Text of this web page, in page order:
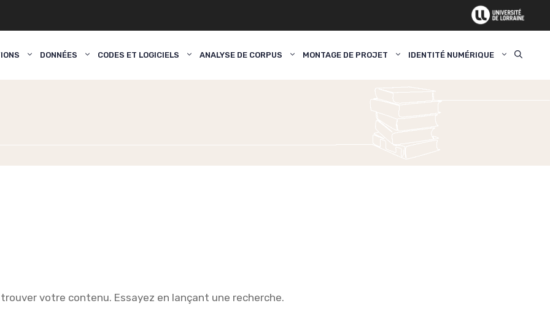
DONNÉES CODES ET LOGICIELS ANALYSE DE CORPUS MONTAGE DE PROJET IDENTITÉ NUMÉRIQUE
votre contenu. Essayez en lançant une recherche.